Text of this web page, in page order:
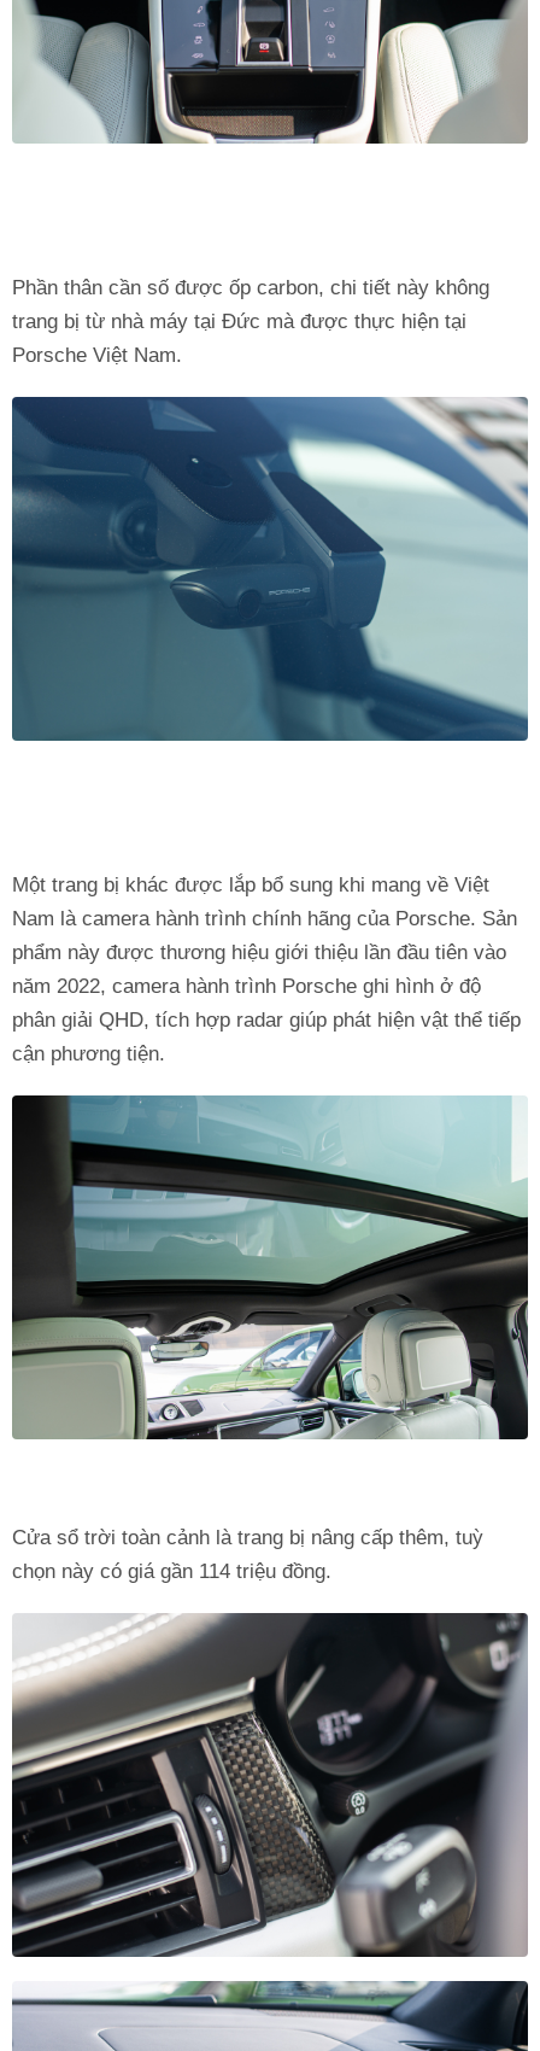
Phần thân cần số được ốp carbon, chi tiết này không
trang bị từ nhà máy tại Đức mà được thực hiện tại
Porsche Việt Nam.
Một trang bị khác được lắp bổ sung khi mang về Việt
Nam là camera hành trình chính hãng của Porsche. Sản
phẩm này được thương hiệu giới thiệu lần đầu tiên vào
năm 2022, camera hành trình Porsche ghi hình ở độ
phân giải QHD, tích hợp radar giúp phát hiện vật thể tiếp
cận phương tiện.
Cửa sổ trời toàn cảnh là trang bị nâng cấp thêm, tuỳ
chọn này có giá gần 114 triệu đồng.